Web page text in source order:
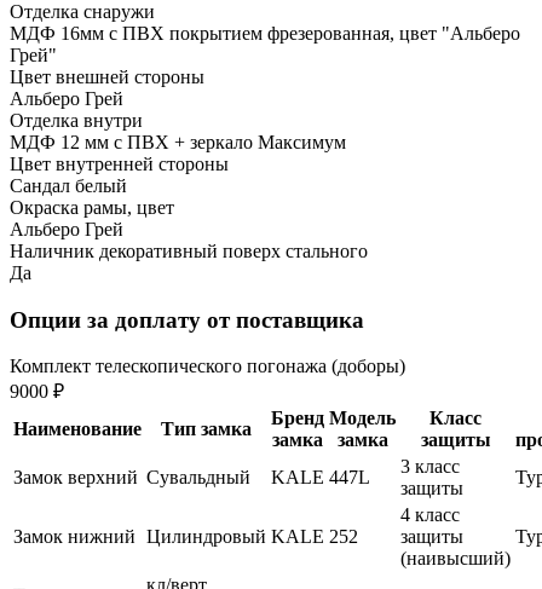
Отделка снаружи
МДФ 16мм с ПВХ покрытием фрезерованная, цвет "Альберо
Грей"
Цвет внешней стороны
Альберо Грей
Отделка внутри
МДФ 12 мм с ПВХ + зеркало Максимум
Цвет внутренней стороны
Сандал белый
Окраска рамы, цвет
Альберо Грей
Наличник декоративный поверх стального
Да
Опции за доплату от поставщика
Комплект телескопического погонажа (доборы)
9000 ₽
Наименование
Тип замка
Бренд
замка
Модель
замка
Класс
защиты
Замок верхний Сувальдный KALE 447L
3 класс
защиты
Замок нижний Цилиндровый KALE 252
4 класс
защиты
(наивысший)